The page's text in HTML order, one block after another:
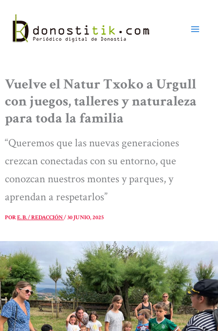
contenido
Vuelve el Natur Txoko a Urgull
con juegos, talleres y naturaleza
para toda la familia
“Queremos que las nuevas generaciones
crezcan conectadas con su entorno, que
conozcan nuestros montes y parques, y
aprendan a respetarlos”
PORE. B. / REDACCIÓN/30 JUNIO, 2025